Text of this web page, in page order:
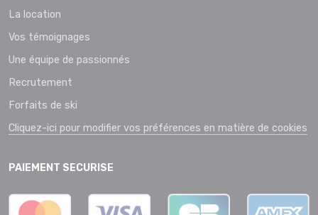
La location
Vos témoignages
Une équipe de passionnés
Recrutement
Forfaits de ski
Cliquez-ici pour modifier vos préférences en matière de cookies
PAIEMENT SECURISE